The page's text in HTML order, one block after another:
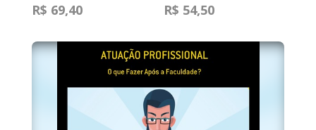
R$ 69,40 R$ 54,50